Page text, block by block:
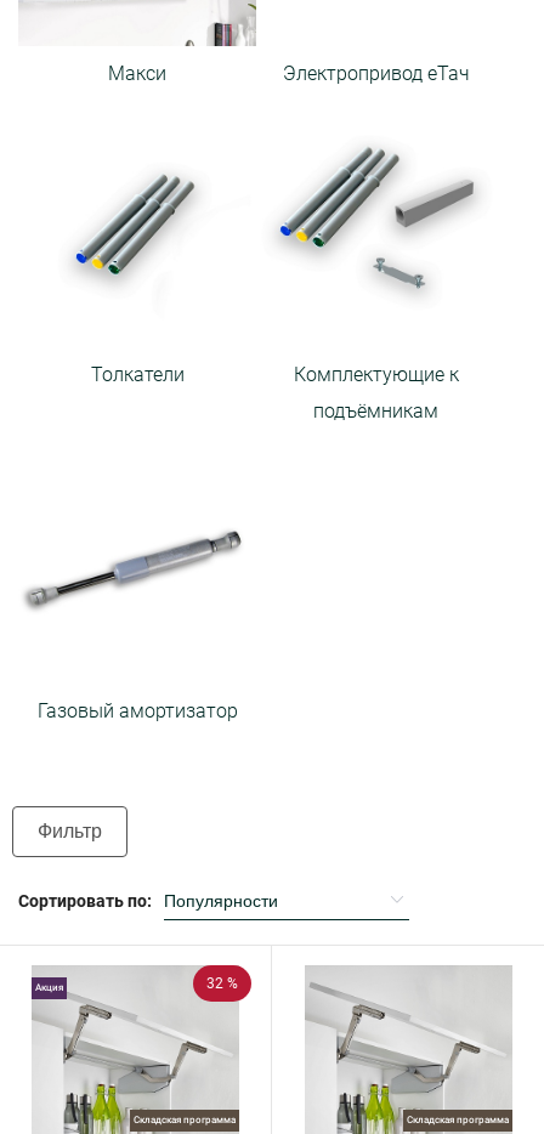
Макси Электропривод еТач
Толкатели
Комплектующие к
подъёмникам
Газовый амортизатор
Фильтр
Сортировать по:
32 %
Складская программа
Акция
Складская программа